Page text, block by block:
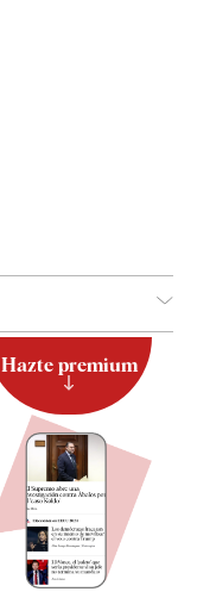
Hazte premium